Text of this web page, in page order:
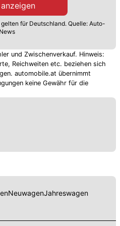
für Deutschland. Quelle: Auto-
News
und Zwischenverkauf. Hinweis:
Reichweiten etc. beziehen sich
automobile.at übernimmt
keine Gewähr für die
NeuwagenJahreswagen